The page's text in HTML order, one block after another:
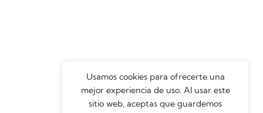
Usamos cookies para ofrecerte una
mejor experiencia de uso. Al usar este
sitio web, aceptas que guardemos